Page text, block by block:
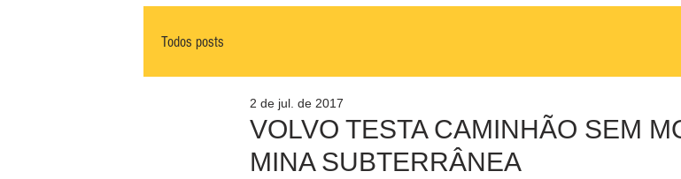
Todos posts
VOLVO TESTA CAMINHÃO SEM
MINA SUBTERRÂNEA
2 de jul. de 2017